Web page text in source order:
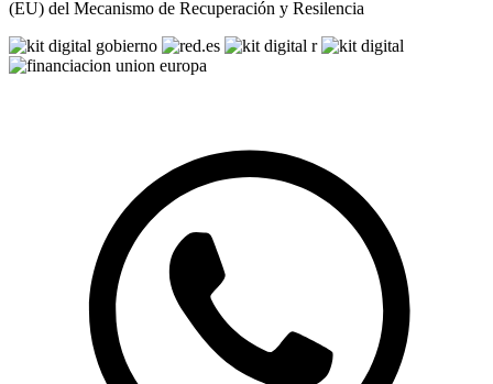
(EU) del Mecanismo de Recuperación y Resilencia